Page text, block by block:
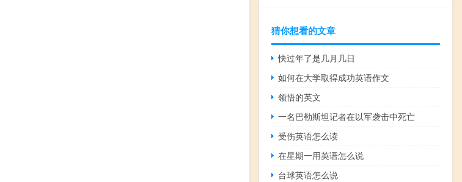
猜你想看的文章
快过年了是几月几日
如何在大学取得成功英语作文
领悟的英文
一名巴勒斯坦记者在以军袭击中死亡
受伤英语怎么读
在星期一用英语怎么说
台球英语怎么说